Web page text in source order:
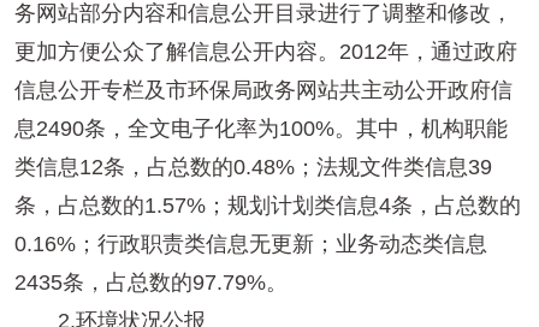
务网站部分内容和信息公开目录进行了调整和修改，
更加方便公众了解信息公开内容。2012年，通过政府
信息公开专栏及市环保局政务网站共主动公开政府信
息2490条，全文电子化率为100%。其中，机构职能
类信息12条，占总数的0.48%；法规文件类信息39
条，占总数的1.57%；规划计划类信息4条，占总数的
0.16%；行政职责类信息无更新；业务动态类信息
2435条，占总数的97.79%。
2.环境状况公报